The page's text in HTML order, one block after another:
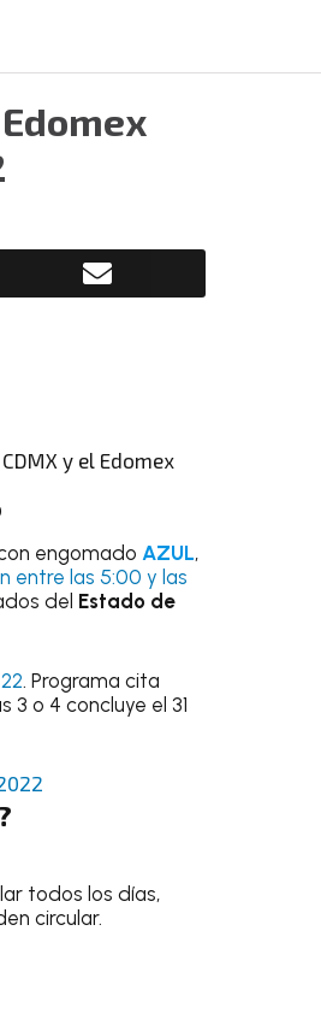
engomado AZUL,
entre las 5:00 y las
del Estado de
. Programa cita
o 4 concluye el 31
todos los días,
circular.